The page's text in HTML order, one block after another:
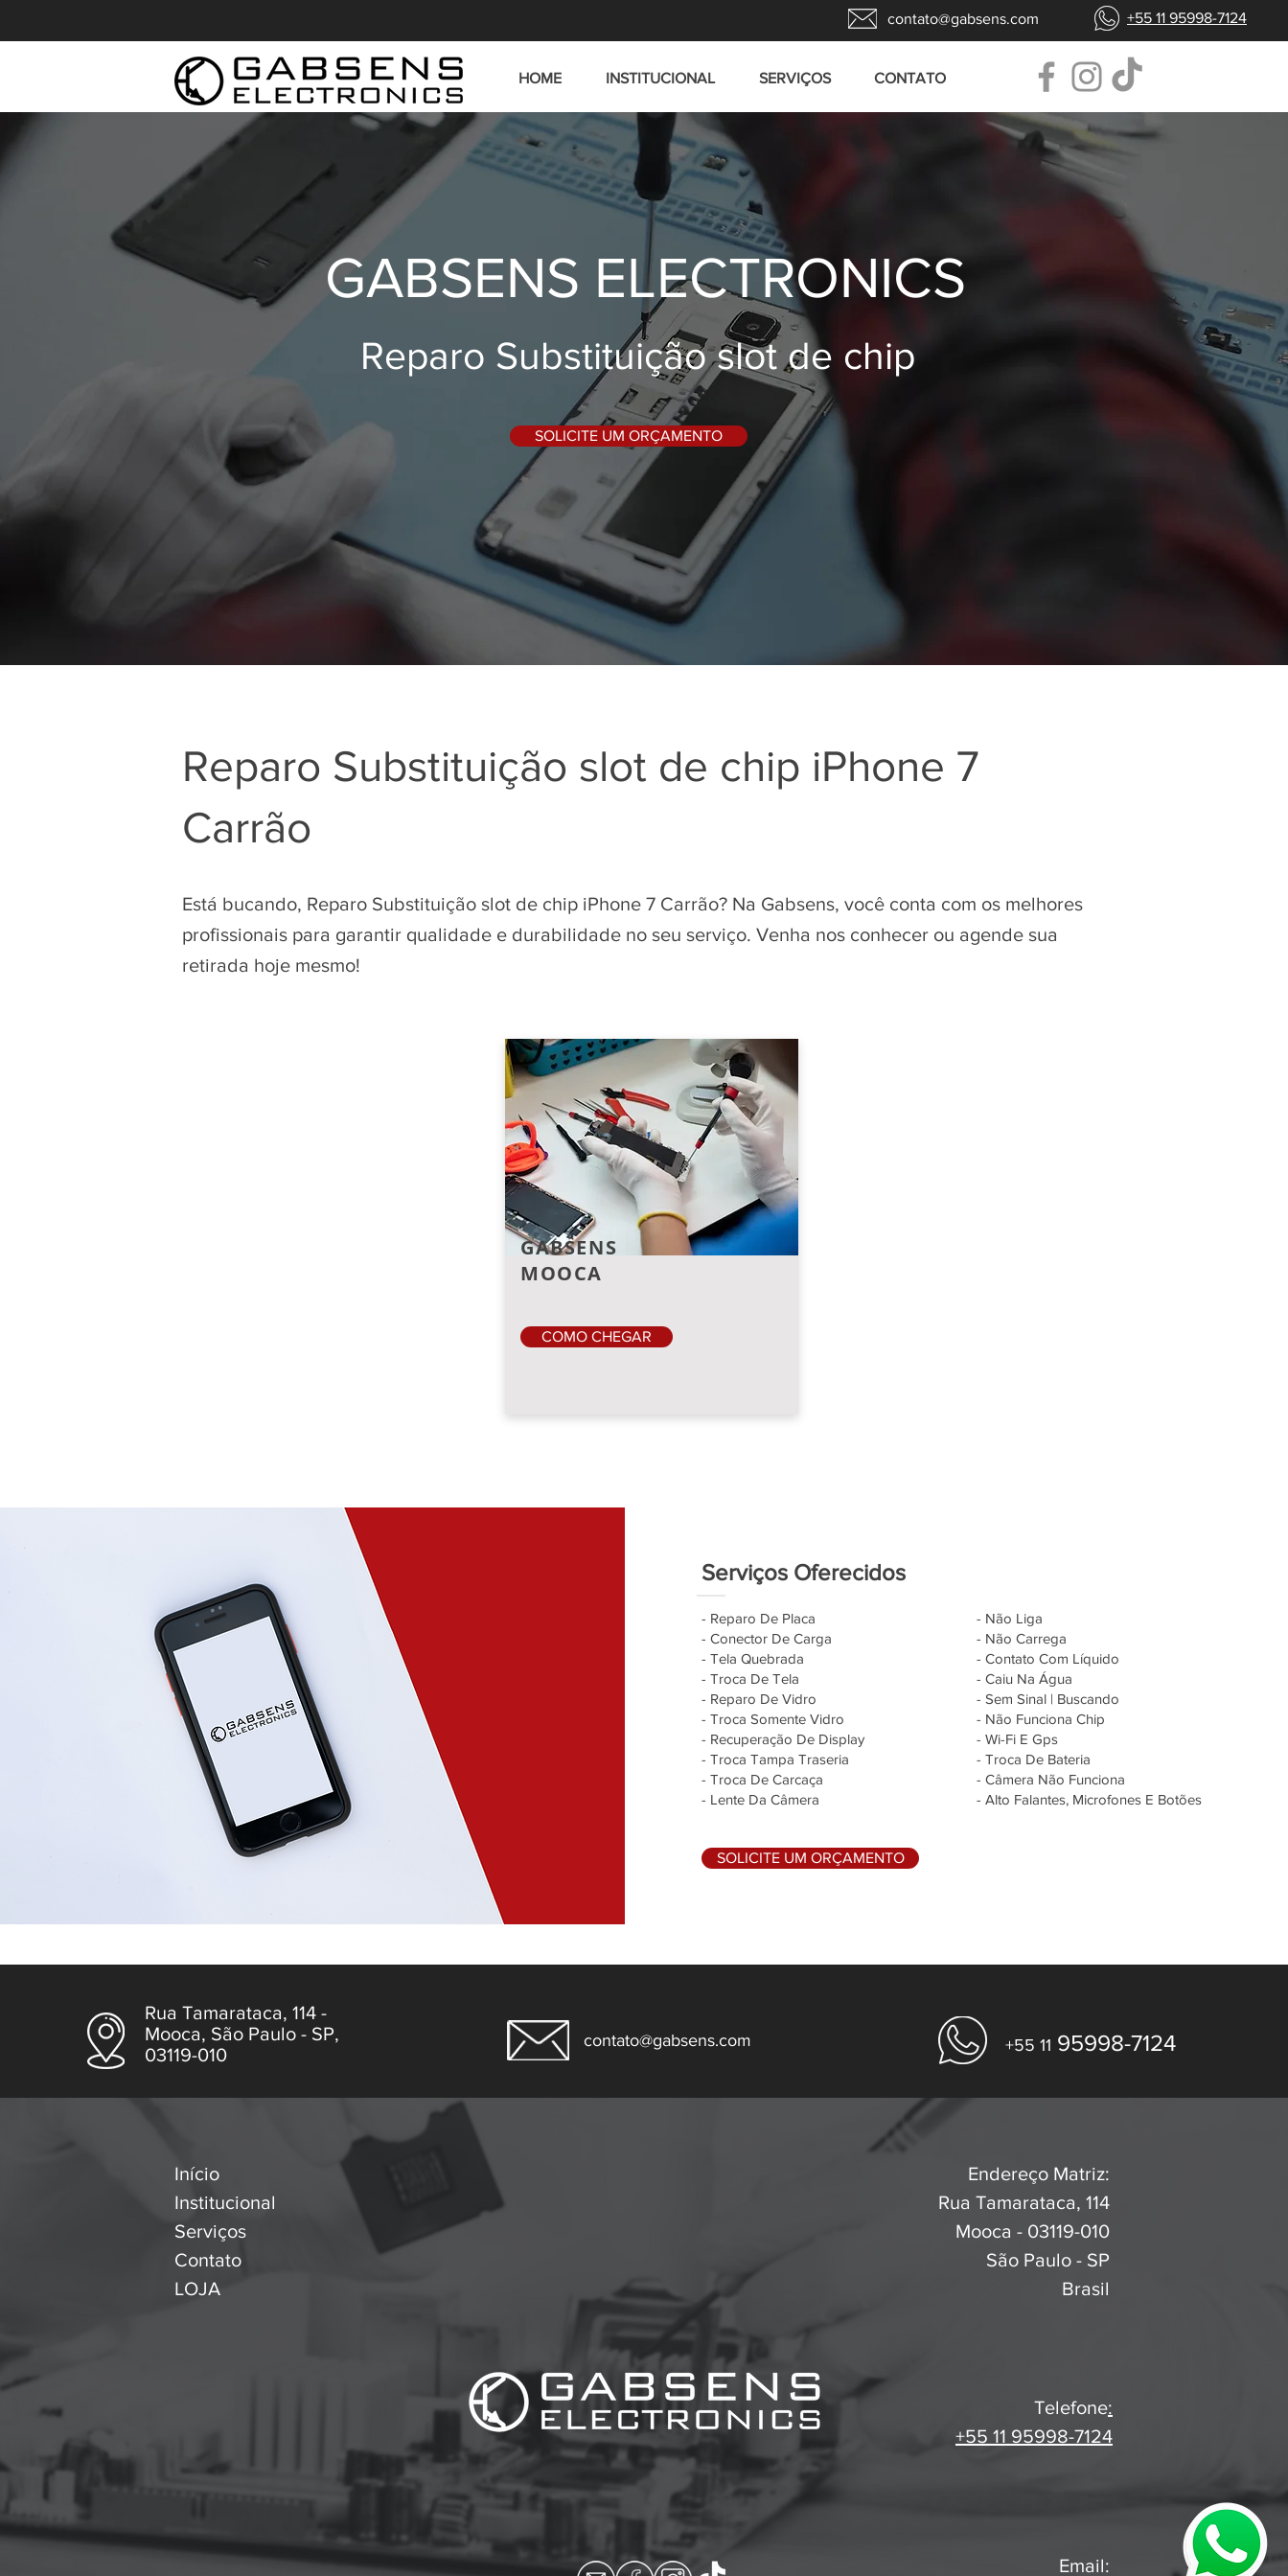
contato@gabsens.com +55 11 95998-7124
HOME INSTITUCIONAL SERVIÇOS CONTATO
GABSENS ELECTRONICS
Reparo Substituição slot de chip
SOLICITE UM ORÇAMENTO
Reparo Substituição slot de chip iPhone 7
Carrão
Está bucando, Reparo Substituição slot de chip iPhone 7 Carrão? Na Gabsens, você conta com os melhores
profissionais para garantir qualidade e durabilidade no seu serviço. Venha nos conhecer ou agende sua
retirada hoje mesmo!
GABSENS
MOOCA
COMO CHEGAR
Serviços Oferecidos
- Reparo De Placa
- Conector De Carga
- Tela Quebrada
- Troca De Tela
- Reparo De Vidro
- Troca Somente Vidro
- Recuperação De Display
- Troca Tampa Traseria
- Troca De Carcaça
- Lente Da Câmera
- Não Liga
- Não Carrega
- Contato Com Líquido
- Caiu Na Água
- Sem Sinal | Buscando
- Não Funciona Chip
- Wi-Fi E Gps
- Troca De Bateria
- Câmera Não Funciona
- Alto Falantes, Microfones E Botões
SOLICITE UM ORÇAMENTO
Rua Tamarataca, 114 -
Mooca, São Paulo - SP,
03119-010
contato@gabsens.com +55 11 95998-7124
Início
Institucional
Serviços
Contato
LOJA
Endereço Matriz:
Rua Tamarataca, 114
Mooca - 03119-010
São Paulo - SP
Brasil
Telefone:
+55 11 95998-7124
Email: